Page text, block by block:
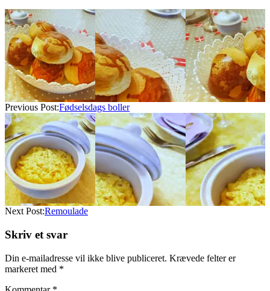
2023-
03-
26
Previous Post:Fødselsdags boller
Next Post:Remoulade
Skriv et svar
Din e-mailadresse vil ikke blive publiceret. Krævede felter er
markeret med *